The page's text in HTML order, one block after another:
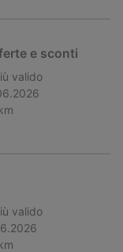
e sconti
valido
valido